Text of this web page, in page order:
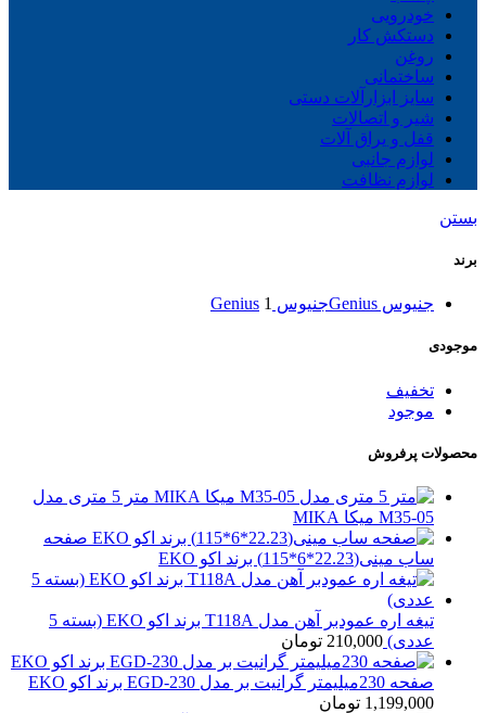
خودرویی
دستکش کار
روغن
ساختمانی
سایز ابزارآلات دستی
شیر و اتصالات
قفل و یراق آلات
لوازم جانبی
لوازم نظافت
بستن
برند
جنیوس Genius جنیوس Genius 1
موجودی
تخفیف
موجود
محصولات پرفروش
متر 5 متری مدل
M35-05 میکا MIKA
صفحه
ساب مینی(22.23*6*115) برند اکو EKO
تیغه اره عمودبر آهن مدل T118A برند اکو EKO (بسته 5
عددی) 210,000 تومان
صفحه 230میلیمتر گرانیت بر مدل EGD-230 برند اکو EKO
1,199,000 تومان